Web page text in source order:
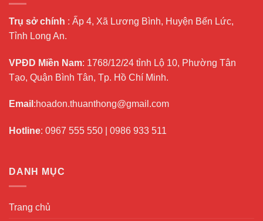
Trụ sở chính : Ấp 4, Xã Lương Bình, Huyện Bến Lức,
Tỉnh Long An.
VPĐD Miền Nam: 1768/12/24 tỉnh Lộ 10, Phường Tân
Tạo, Quận Bình Tân, Tp. Hồ Chí Minh.
Email :hoadon.thuanthong@gmail.com
Hotline: 0967 555 550 0986 933 511
DANH MỤC
Trang chủ